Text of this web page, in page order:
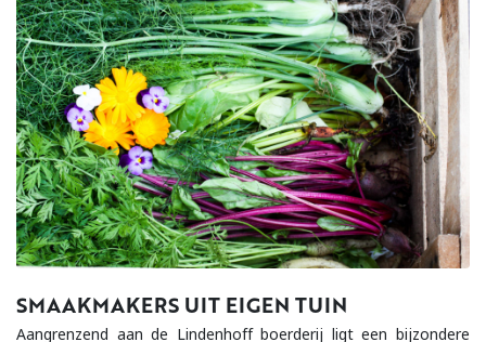
SMAAKMAKERS UIT EIGEN TUIN
Aangrenzend aan de Lindenhoff boerderij ligt een bijzondere